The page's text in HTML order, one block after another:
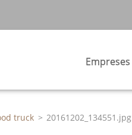
Empreses
truck > 20161202_134551.jpg